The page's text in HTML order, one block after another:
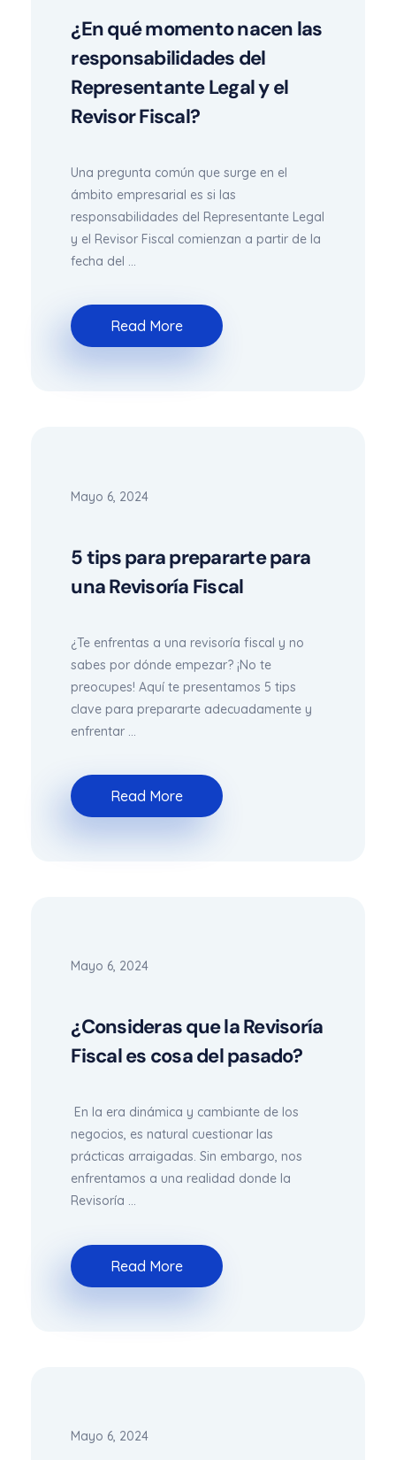
¿En qué momento nacen las
responsabilidades del
Representante Legal y el
Revisor Fiscal?
Una pregunta común que surge en el
ámbito empresarial es si las
responsabilidades del Representante Legal
y el Revisor Fiscal comienzan a partir de la
fecha del ...
Read More
Mayo 6, 2024
5 tips para prepararte para
una Revisoría Fiscal
¿Te enfrentas a una revisoría fiscal y no
sabes por dónde empezar? ¡No te
preocupes! Aquí te presentamos 5 tips
clave para prepararte adecuadamente y
enfrentar ...
Read More
Mayo 6, 2024
¿Consideras que la Revisoría
Fiscal es cosa del pasado?
En la era dinámica y cambiante de los
negocios, es natural cuestionar las
prácticas arraigadas. Sin embargo, nos
enfrentamos a una realidad donde la
Revisoría ...
Read More
Mayo 6, 2024